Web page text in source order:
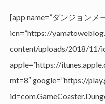
[app name=”ダンジョンメ
icn=”https://
content/uploads/2018/11/
apple=”https://
mt=8″ google=”https://